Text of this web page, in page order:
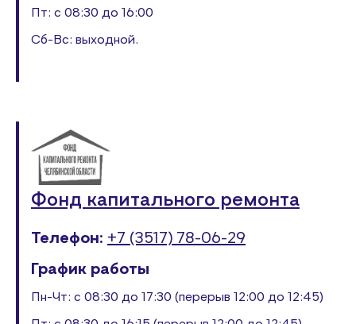
Пт: с 08:30 до 16:00
Сб-Вс: выходной.
Фонд капитального ремонта
Телефон: +7 (3517) 78-06-29
График работы
Пн-Чт: с 08:30 до 17:30 (перерыв 12:00 до 12:45)